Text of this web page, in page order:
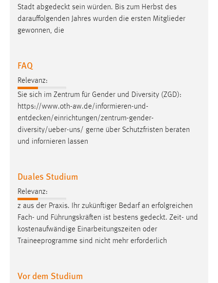
Stadt abgedeckt sein würden. Bis zum Herbst des
darauffolgenden Jahres wurden die ersten Mitglieder
gewonnen, die
FAQ
Relevanz:
Sie sich im Zentrum für Gender und Diversity (ZGD):
https://www.oth-aw.de/informieren-und-
entdecken/einrichtungen/zentrum-gender-
diversity/ueber-uns/ gerne über Schutzfristen beraten
und infornieren lassen
Duales Studium
Relevanz:
z aus der Praxis. Ihr zukünftiger Bedarf an erfolgreichen
Fach- und Führungskräften ist bestens gedeckt. Zeit- und
kostenaufwändige Einarbeitungszeiten oder
Traineeprogramme sind nicht mehr erforderlich
Vor dem Studium